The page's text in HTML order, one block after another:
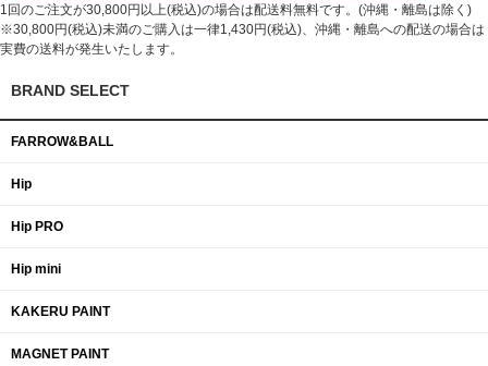
1回のご注文が30,800円以上(税込)の場合は配送料無料です。(沖縄・離島は除く)
※30,800円(税込)未満のご購入は一律1,430円(税込)、沖縄・離島への配送の場合は
実費の送料が発生いたします。
BRAND SELECT
FARROW&BALL
Hip
Hip PRO
Hip mini
KAKERU PAINT
MAGNET PAINT